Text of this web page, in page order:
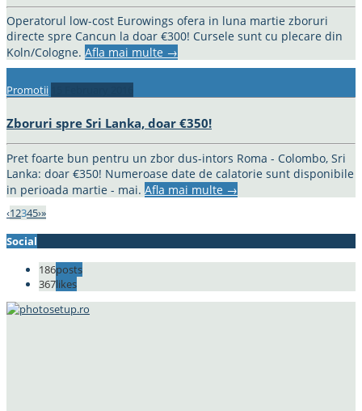
Operatorul low-cost Eurowings ofera in luna martie zboruri
directe spre Cancun la doar €300! Cursele sunt cu plecare din
Koln/Cologne. Afla mai multe →
Promotii
Zboruri spre Sri Lanka, doar €350!
Pret foarte bun pentru un zbor dus-intors Roma - Colombo, Sri
Lanka: doar €350! Numeroase date de calatorie sunt disponibile
in perioada martie - mai. Afla mai multe →
‹12345›»
Social
186posts
367likes